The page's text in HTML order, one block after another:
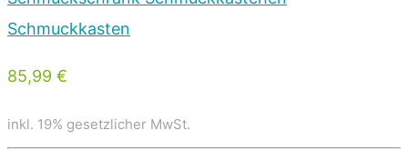
85,99 €
inkl. 19% gesetzlicher MwSt.